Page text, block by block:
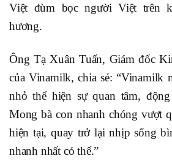
Việt đùm bọc người Việt trên
hương.
Ông Tạ Xuân Tuấn, Giám đốc
của Vinamilk, chia sẻ: “Vinamilk
nhỏ thể hiện sự quan tâm,
Mong bà con nhanh chóng vượt
hiện tại, quay trở lại nhịp sống
nhanh nhất có thể.”